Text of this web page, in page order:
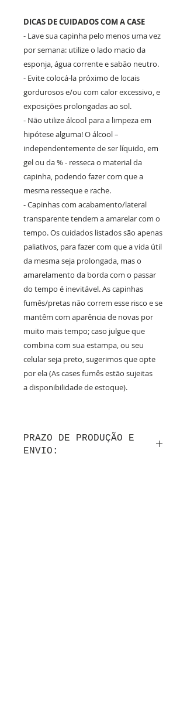
DICAS DE CUIDADOS COM A CASE
- Lave sua capinha pelo menos uma vez
por semana: utilize o lado macio da
esponja, água corrente e sabão neutro.
- Evite colocá-la próximo de locais
gordurosos e/ou com calor excessivo, e
exposições prolongadas ao sol.
- Não utilize álcool para a limpeza em
hipótese alguma! O álcool –
independentemente de ser líquido, em
gel ou da % - resseca o material da
capinha, podendo fazer com que a
mesma resseque e rache.
- Capinhas com acabamento/lateral
transparente tendem a amarelar com o
tempo. Os cuidados listados são apenas
paliativos, para fazer com que a vida útil
da mesma seja prolongada, mas o
amarelamento da borda com o passar
do tempo é inevitável. As capinhas
fumês/pretas não correm esse risco e se
mantêm com aparência de novas por
muito mais tempo; caso julgue que
combina com sua estampa, ou seu
celular seja preto, sugerimos que opte
por ela (As cases fumês estão sujeitas
a disponibilidade de estoque).
PRAZO DE PRODUÇÃO E
ENVIO: